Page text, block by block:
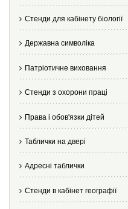
Стенди для кабінету біології
Державна символіка
Патріотичне виховання
Стенди з охорони праці
Права і обов'язки дітей
Таблички на двері
Адресні таблички
Стенди в кабінет географії